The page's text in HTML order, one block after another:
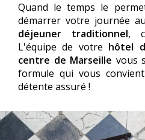
Quand le temps le
démarrer votre journée
déjeuner traditionnel,
L'équipe de votre hôtel
centre de Marseille vous
formule qui vous
détente assuré !